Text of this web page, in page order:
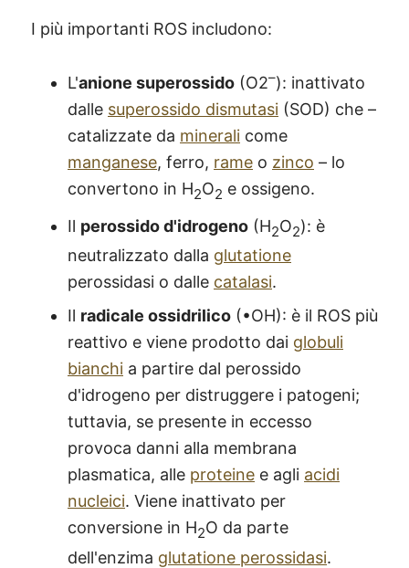
I più importanti ROS includono:
L'anione superossido (O2–): inattivato
dalle superossido dismutasi (SOD) che –
catalizzate da minerali come
manganese, ferro, rame o zinco – lo
convertono in H2O2 e ossigeno.
Il perossido d'idrogeno (H2O2): è
neutralizzato dalla glutatione
perossidasi o dalle catalasi.
Il radicale ossidrilico (•OH): è il ROS più
reattivo e viene prodotto dai globuli
bianchi a partire dal perossido
d'idrogeno per distruggere i patogeni;
tuttavia, se presente in eccesso
provoca danni alla membrana
plasmatica, alle proteine e agli acidi
nucleici. Viene inattivato per
conversione in H2O da parte
dell'enzima glutatione perossidasi.